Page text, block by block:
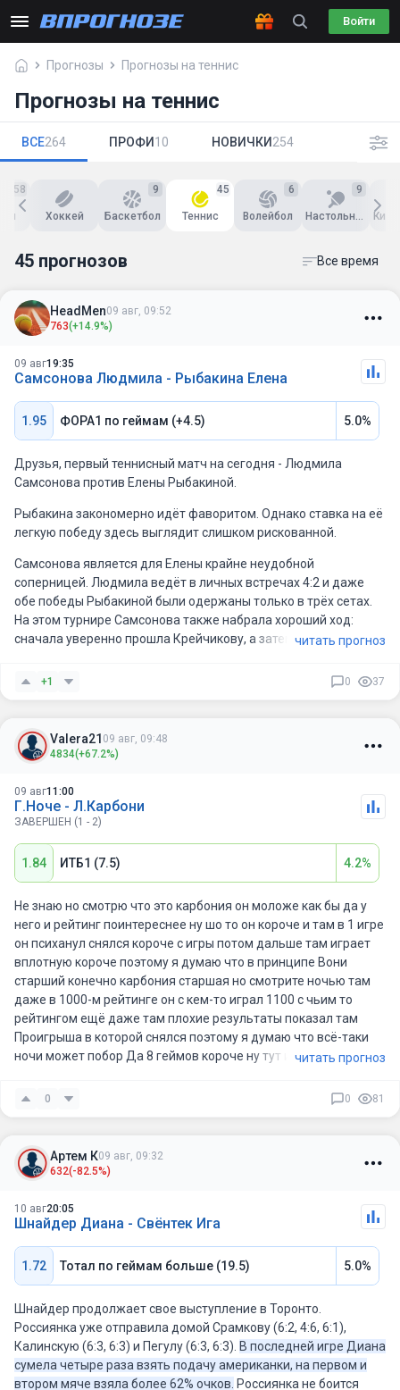
Войти
Прогнозы Прогнозы на теннис
Прогнозы на теннис
ВСЕ264 ПРОФИ 10 НОВИЧКИ 254
158
Хоккей Баскетбол
9
Теннис
45
Волейбол
6
Настольный теннис
9
45 прогнозов Все время
HeadMen09 авг, 09:52
763(+14.9%)
09 авг19:35
Самсонова Людмила - Рыбакина Елена
1.95 ФОРА1 по геймам (+4.5) 5.0%
Друзья, первый теннисный матч на сегодня - Людмила
Самсонова против Елены Рыбакиной.
Рыбакина закономерно идёт фаворитом. Однако ставка на её
легкую победу здесь выглядит слишком рискованной.
Самсонова является для Елены крайне неудобной
соперницей. Людмила ведёт в личных встречах 4:2 и даже
обе победы Рыбакиной были одержаны только в трёх сетах.
На этом турнире Самсонова также набрала хороший ход:
сначала уверенно прошла Крейчикову, а затем выдержала
По стилю это встреча двух теннисисток, предпочитающих
не позволяет ей постоянно контролировать розыгрыши.
читать прогноз
+1 0 37
Valera21 09 авг, 09:48
4834(+67.2%)
09 авг11:00
Г.Ноче - Л.Карбони
ЗАВЕРШЕН (1 - 2)
1.84 ИТБ1 (7.5) 4.2%
Не знаю но смотрю что это карбония он моложе как бы да у
него и рейтинг поинтереснее ну шо то он короче и там в 1 игре
он психанул снялся короче с игры потом дальше там играет
вплотную короче поэтому я думаю что в принципе Вони
старший конечно карбония старшая но смотрите ночью там
даже в 1000-м рейтинге он с кем-то играл 1100 с чьим то
рейтингом ещё даже там плохие результаты показал там
Проигрыша в которой снялся поэтому я думаю что всё-таки
ночи может побор Да 8 геймов короче ну тут и игра может
может 1-ю там проиграть там шесть-два-шесть 3 а 2-ю вяжет
выигрывать.
читать прогноз
0 0 81
Артем К09 авг, 09:32
632(-82.5%)
10 авг20:05
Шнайдер Диана - Свёнтек Ига
1.72 Тотал по геймам больше (19.5) 5.0%
Шнайдер продолжает свое выступление в Торонто.
Россиянка уже отправила домой Срамкову (6:2, 4:6, 6:1),
Калинскую (6:3, 6:3) и Пегулу (6:3, 6:3). В последней игре Диана
сумела четыре раза взять подачу американки, на первом и
втором мяче взяла более 62% очков. Россиянка не боится